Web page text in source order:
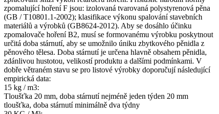
zpomalující hoření F jsou: izolovaná tvarovaná polystyrenová pěna
(GB / T10801.1-2002); klasifikace výkonu spalování stavebních
materiálů a výrobků (GB8624-2012). Aby se dosáhlo účinku
zpomalovače hoření B2, musí se formovanému výrobku poskytnout
určitá doba stárnutí, aby se umožnilo úniku zbytkového pěnidla z
pěnového tělesa. Doba stárnutí je určena hlavně obsahem pěnidla,
zdánlivou hustotou, velikostí produktu a dalšími podmínkami. V
dobře větraném stavu se pro listové výrobky doporučují následující
empirická data:
15 kg / m3:
Tloušťka 20 mm, doba stárnutí nejméně jeden týden 20 mm
tloušťka, doba stárnutí minimálně dva týdny